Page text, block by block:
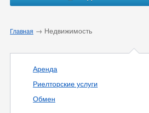
Главная → Недвижимость
Аренда
Риелторские услуги
Обмен